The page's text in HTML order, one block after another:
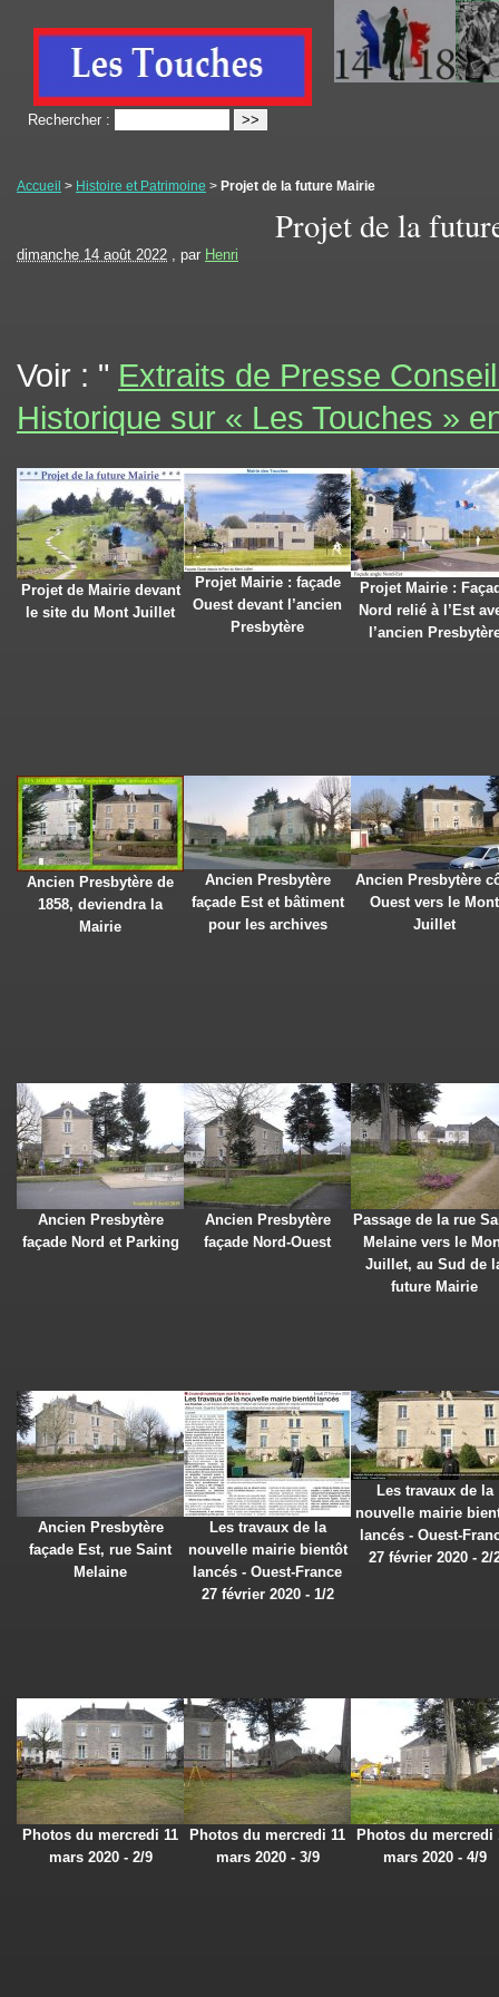
Rechercher :
Accueil > Histoire et Patrimoine > Projet de la future Mairie
Projet de la
dimanche 14 août 2022 , par Henri
Voir : " Extraits de Presse
Historique sur « Les Touches »
Projet de Mairie devant
le site du Mont Juillet
Projet Mairie : façade
Ouest devant l’ancien
Presbytère
Projet Mairie :
Nord relié à l’Est
l’ancien
Ancien Presbytère de
1858, deviendra la
Mairie
Ancien Presbytère
façade Est et bâtiment
pour les archives
Ancien Presbytère
Ouest vers le Mont
Juillet
Ancien Presbytère
façade Nord et Parking
Ancien Presbytère
façade Nord-Ouest
Passage de la rue
Melaine vers le
Juillet, au Sud de
future Mairie
Ancien Presbytère
façade Est, rue Saint
Melaine
Les travaux de la
nouvelle mairie bientôt
lancés - Ouest-France
27 février 2020 - 1/2
Les travaux de la
nouvelle mairie
lancés - Ouest-
27 février 2020 - 2/
Photos du mercredi 11
mars 2020 - 2/9
Photos du mercredi 11
mars 2020 - 3/9
Photos du mercredi
mars 2020 - 4/9